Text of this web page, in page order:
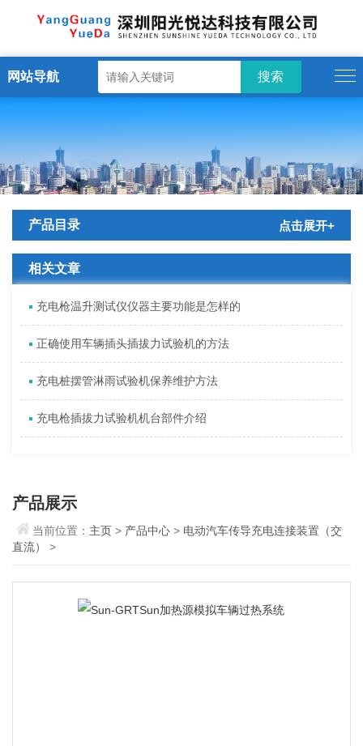
网站导航
产品目录 点击展开+
相关文章
充电枪温升测试仪仪器主要功能是怎样的
正确使用车辆插头插拔力试验机的方法
充电桩摆管淋雨试验机保养维护方法
充电枪插拔力试验机机台部件介绍
产品展示
当前位置： 主页> 产品中心> 电动汽车传导充电连接装置（交
直流）
>